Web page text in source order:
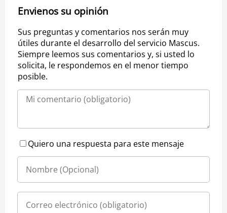
Envienos su opinión
Sus preguntas y comentarios nos serán muy
útiles durante el desarrollo del servicio Mascus.
Siempre leemos sus comentarios y, si usted lo
solicita, le respondemos en el menor tiempo
posible.
Quiero una respuesta para este mensaje